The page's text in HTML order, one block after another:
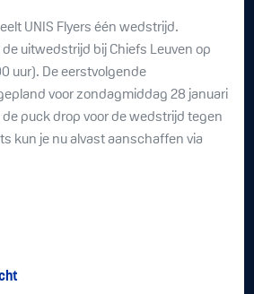
UNIS Flyers één wedstrijd.
uitwedstrijd bij Chiefs Leuven op
uur). De eerstvolgende
voor zondagmiddag 28 januari
de puck drop voor de wedstrijd tegen
kun je nu alvast aanschaffen via